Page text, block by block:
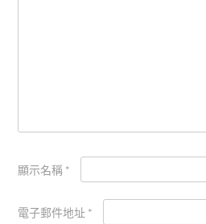
顯示名稱 *
電子郵件地址 *